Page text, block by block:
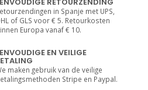
in Spanje met UPS,
of GLS voor € 5. Retourkosten
Europa vanaf € 10.
EN VEILIGE
maken gebruik van de veilige
Stripe en Paypal.